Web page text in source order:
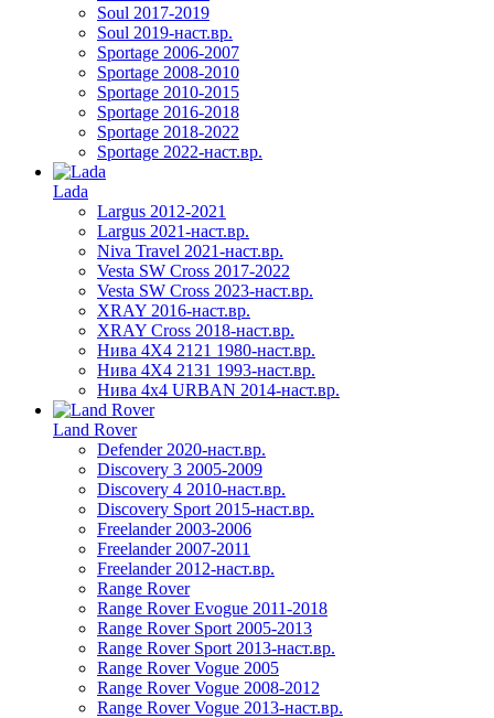
Soul 2017-2019
Soul 2019-наст.вр.
Sportage 2006-2007
Sportage 2008-2010
Sportage 2010-2015
Sportage 2016-2018
Sportage 2018-2022
Sportage 2022-наст.вр.
Lada
Largus 2012-2021
Largus 2021-наст.вр.
Niva Travel 2021-наст.вр.
Vesta SW Cross 2017-2022
Vesta SW Cross 2023-наст.вр.
XRAY 2016-наст.вр.
XRAY Cross 2018-наст.вр.
Нива 4X4 2121 1980-наст.вр.
Нива 4X4 2131 1993-наст.вр.
Нива 4х4 URBAN 2014-наст.вр.
Land Rover
Defender 2020-наст.вр.
Discovery 3 2005-2009
Discovery 4 2010-наст.вр.
Discovery Sport 2015-наст.вр.
Freelander 2003-2006
Freelander 2007-2011
Freelander 2012-наст.вр.
Range Rover
Range Rover Evogue 2011-2018
Range Rover Sport 2005-2013
Range Rover Sport 2013-наст.вр.
Range Rover Vogue 2005
Range Rover Vogue 2008-2012
Range Rover Vogue 2013-наст.вр.